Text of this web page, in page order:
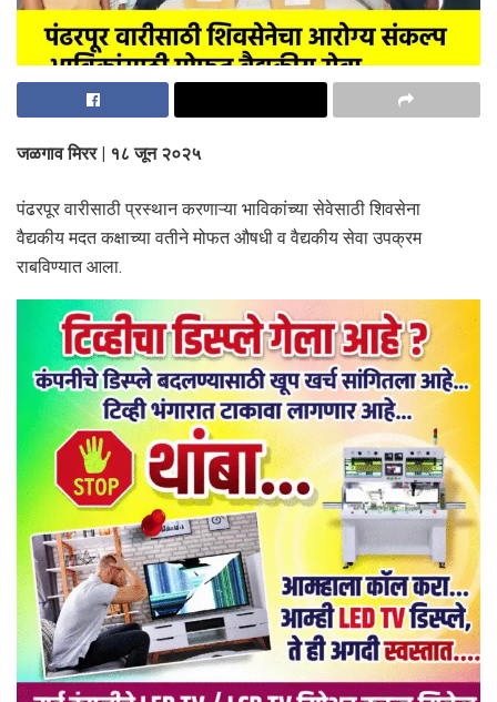
जळगाव मिरर | १८ जून २०२५
पंढरपूर वारीसाठी प्रस्थान करणाऱ्या भाविकांच्या सेवेसाठी शिवसेना
वैद्यकीय मदत कक्षाच्या वतीने मोफत औषधी व वैद्यकीय सेवा उपक्रम
राबविण्यात आला.